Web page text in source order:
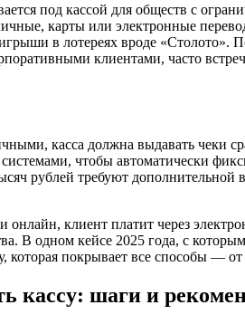
под кассой для обществ с
карты или электронные
в лотереях вроде
клиентами, часто
касса должна выдавать чеки
чтобы автоматически
рублей требуют
онлайн, клиент платит через
В одном кейсе 2025 года, с
которая покрывает все способы —
кассу: шаги и